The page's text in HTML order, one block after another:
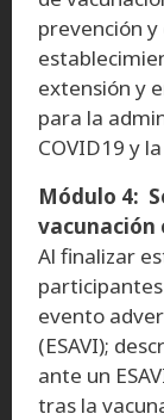
prevención
extensión y
para la
COVID19 y
Módulo 4:
vacunación
Al finalizar
evento
(ESAVI);
ante un
tras la